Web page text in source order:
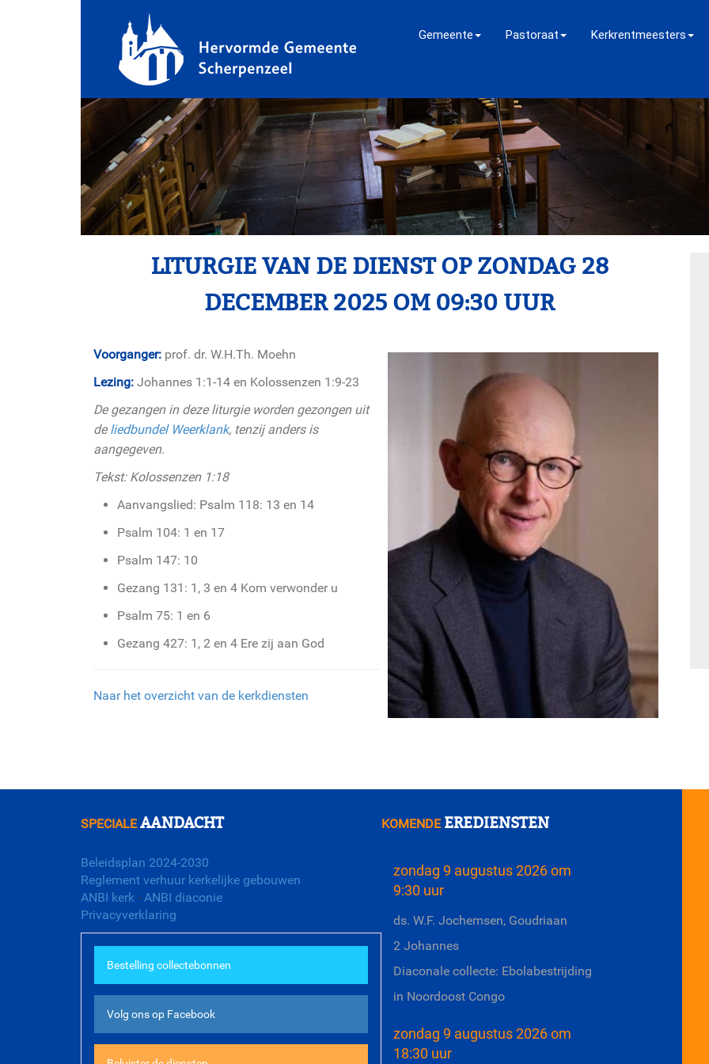
Gemeente Pastoraat Kerkrentmeesters
LITURGIE VAN DE DIENST OP ZONDAG 28
DECEMBER 2025 OM 09:30 UUR
Voorganger: prof. dr. W.H.Th. Moehn
Lezing: Johannes 1:1-14 en Kolossenzen 1:9-23
De gezangen in deze liturgie worden gezongen uit
deliedbundel Weerklank, tenzij anders is
aangegeven.
Tekst: Kolossenzen 1:18
Aanvangslied: Psalm 118: 13 en 14
Psalm 104: 1 en 17
Psalm 147: 10
Gezang 131: 1, 3 en 4 Kom verwonder u
Psalm 75: 1 en 6
Gezang 427: 1, 2 en 4 Ere zij aan God
Naar het overzicht van de kerkdiensten
SPECIALEAANDACHT
Beleidsplan 2024-2030
Reglement verhuur kerkelijke gebouwen
ANBI kerk - ANBI diaconie
Privacyverklaring
Bestelling collectebonnen
Volg ons op Facebook
KOMENDEEREDIENSTEN
zondag 9 augustus 2026 om
9:30 uur
ds. W.F. Jochemsen, Goudriaan
2 Johannes
Diaconale collecte: Ebolabestrijding
in Noordoost Congo
zondag 9 augustus 2026 om
18:30 uur